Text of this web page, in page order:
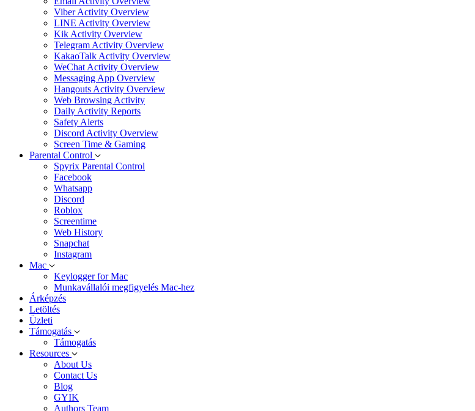
Viber Activity Overview
LINE Activity Overview
Kik Activity Overview
Telegram Activity Overview
KakaoTalk Activity Overview
WeChat Activity Overview
Messaging App Overview
Hangouts Activity Overview
Web Browsing Activity
Daily Activity Reports
Safety Alerts
Discord Activity Overview
Screen Time & Gaming
Parental Control
Spyrix Parental Control
Facebook
Whatsapp
Discord
Roblox
Screentime
Web History
Snapchat
Instagram
Mac
Keylogger for Mac
Munkavállalói megfigyelés Mac-hez
Árképzés
Letöltés
Üzleti
Támogatás
Támogatás
Resources
About Us
Contact Us
Blog
GYIK
Authors Team